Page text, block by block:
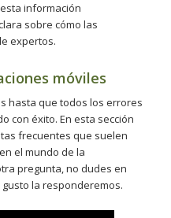
información
sobre cómo las
expertos.
móviles
hasta que todos los errores
con éxito. En esta sección
frecuentes que suelen
el mundo de la
pregunta, no dudes en
la responderemos.